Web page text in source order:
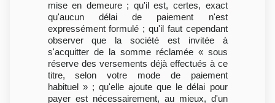
mise en demeure ; qu'il est, certes, exact
qu'aucun délai de paiement n'est
expressément formulé ; qu'il faut cependant
observer que la société est invitée à
s'acquitter de la somme réclamée « sous
réserve des versements déjà effectués à ce
titre, selon votre mode de paiement
habituel » ; qu'elle ajoute que le délai pour
payer est nécessairement, au mieux, d'un